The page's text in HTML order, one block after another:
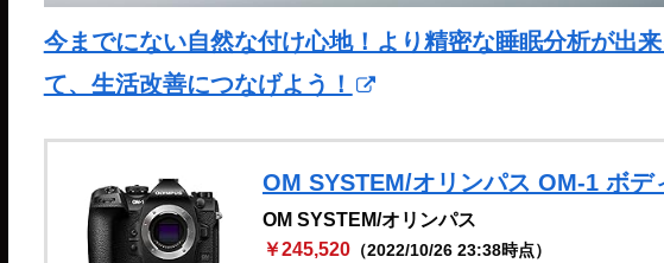
今までにない自然な付け心地！より精密な睡眠分析が出
て、生活改善につなげよう！
OM SYSTEM/オリンパス OM-1 ボデ
OM SYSTEM/オリンパス
￥245,520（2022/10/26 23:38時点）